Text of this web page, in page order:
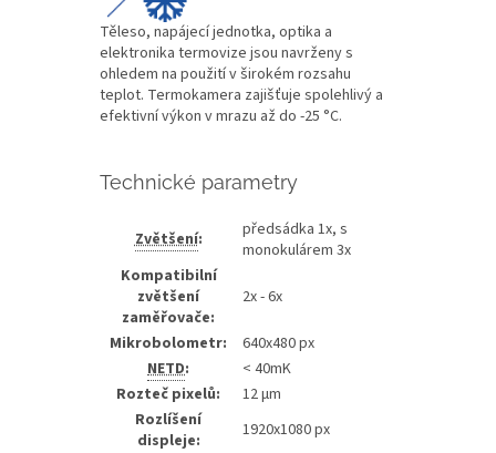
Těleso, napájecí jednotka, optika a
elektronika termovize jsou navrženy s
ohledem na použití v širokém rozsahu
teplot. Termokamera zajišťuje spolehlivý a
efektivní výkon v mrazu až do -25 °C.
Technické parametry
Zvětšení:
předsádka 1x, s
monokulárem 3x
Kompatibilní
zvětšení
zaměřovače:
2x - 6x
Mikrobolometr:
640x480 px
NETD:
< 40mK
Rozteč pixelů:
12 µm
Rozlíšení
displeje:
1920x1080 px